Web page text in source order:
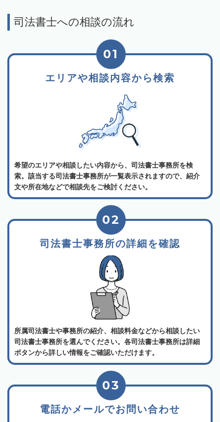
司法書士への相談の流れ
エリアや相談内容から検索
01
希望のエリアや相談したい内容から、司法書士事務所を検
索。該当する司法書士事務所が一覧表示されますので、紹介
文や所在地などで相談先をご検討ください。
司法書士事務所の詳細を確認
02
所属司法書士や事務所の紹介、相談料金などから相談したい
司法書士事務所を選んでください。各司法書士事務所は詳細
ボタンから詳しい情報をご確認いただけます。
電話かメールでお問い合わせ
03